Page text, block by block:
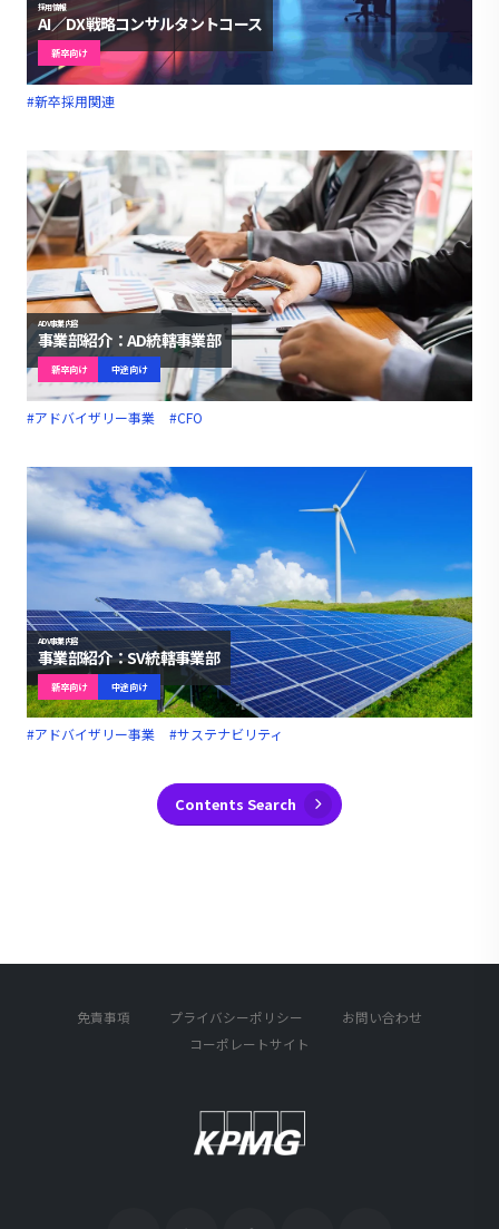
採用情報
AI／DX戦略コンサルタントコース
新卒向け
#新卒採用関連
ADV事業内容
事業部紹介：AD統轄事業部
新卒向け 中途向け
#アドバイザリー事業 #CFO
ADV事業内容
事業部紹介：SV統轄事業部
新卒向け 中途向け
#アドバイザリー事業 #サステナビリティ
Contents Search
免責事項 プライバシーポリシー
お問い合わせ
コーポレートサイト